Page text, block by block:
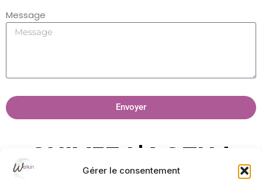
Gérer le consentement
Message
Envoyer
SUIVEZ L'ACTU !